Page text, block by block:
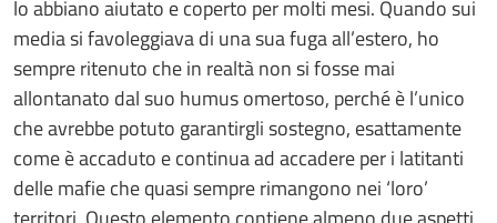
lo abbiano aiutato e coperto per molti mesi. Quando sui
media si favoleggiava di una sua fuga all’estero, ho
sempre ritenuto che in realtà non si fosse mai
allontanato dal suo humus omertoso, perché è l’unico
che avrebbe potuto garantirgli sostegno, esattamente
come è accaduto e continua ad accadere per i latitanti
delle mafie che quasi sempre rimangono nei ‘loro’